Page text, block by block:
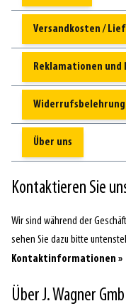
Versandkosten /
Reklamationen und
Widerrufsbelehrung
Über uns
Kontaktieren Sie
Wir sind während der
sehen Sie dazu bitte
Kontaktinformationen »
Über J. Wagner